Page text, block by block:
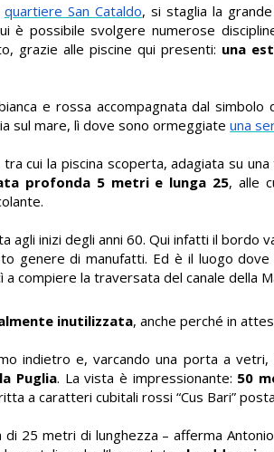
quartiere San Cataldo, si staglia la
è possibile svolgere numerose
grazie alle piscine qui presenti: una
e rossa accompagnata dal simbolo
sul mare, lì dove sono ormeggiate una
cui la piscina scoperta, adagiata su
profonda 5 metri e lunga 25, alle
agli inizi degli anni 60. Qui infatti il bordo
genere di manufatti. Ed è il luogodove
compiere la traversata del canale della
inutilizzata, anche perché in
indietro e, varcando una porta a
Puglia. La vista è impressionante: 50
a caratteri cubitali rossi “Cus Bari”
di 25 metri di lunghezza – afferma